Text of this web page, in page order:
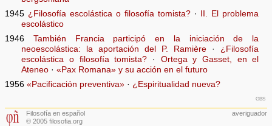
1945 ¿Filosofía escolástica o filosofía tomista?·
II. El problema
escolástico
1946 También Francia participó en la iniciación de la
neoescolástica: la aportación del P. Ramière · ¿Filosofía
escolástica o filosofía tomista? · Ortega y Gasset, en el
Ateneo ·«Pax Romana» y su acción en el futuro
1956«Pacificación preventiva» · ¿Espiritualidad nueva?
gbs
Filosofía en español
© 2005 filosofia.org
averiguador